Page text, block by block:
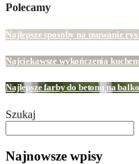
Polecamy
Najlepsze sposoby na usuwanie
Najciekawsze wykończenia
Najlepsze farby do betonu na
Szukaj
Najnowsze wpisy